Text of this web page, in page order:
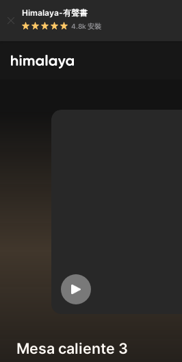
Himalaya-有聲書
4.8k 安裝
Mesa caliente 3